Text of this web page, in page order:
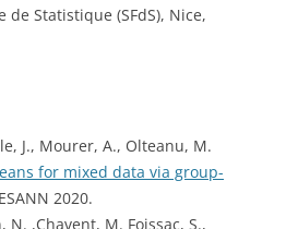
de Statistique (SFdS), Nice,
J., Mourer, A., Olteanu, M.
for mixed data via group-
2020.
,Chavent, M. Foissac, S.,